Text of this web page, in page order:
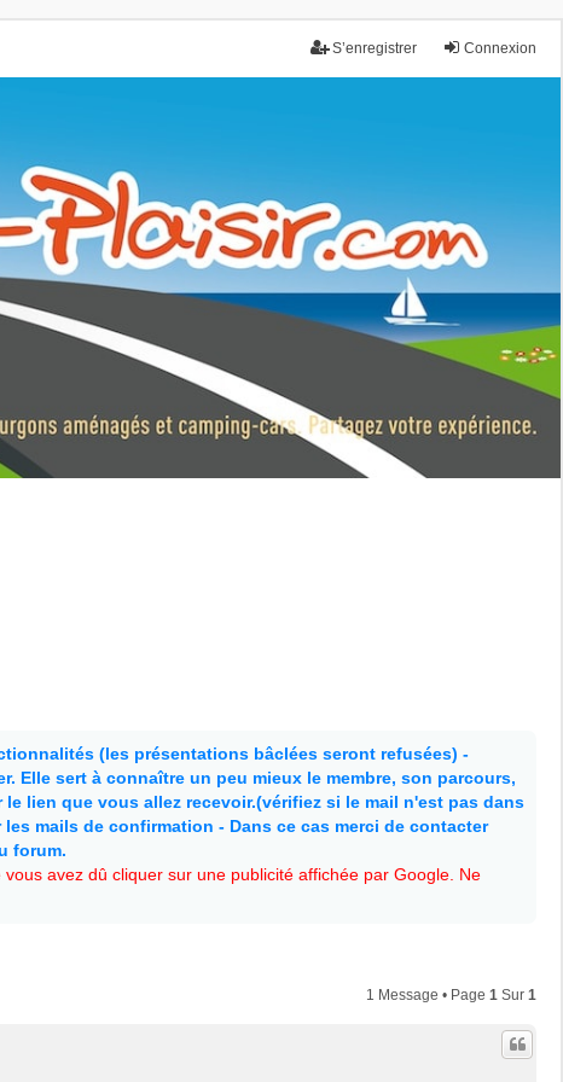
Connexion
S’enregistrer
(les présentations bâclées seront refusées) -
Elle sert à connaître un peu mieux le membre, son parcours,
lien que vous allez recevoir.(vérifiez si le mail n'est pas dans
mails de confirmation - Dans ce cas merci de contacter
forum.
avez dû cliquer sur une publicité affichée par Google. Ne
1 Message • Page 1 Sur 1